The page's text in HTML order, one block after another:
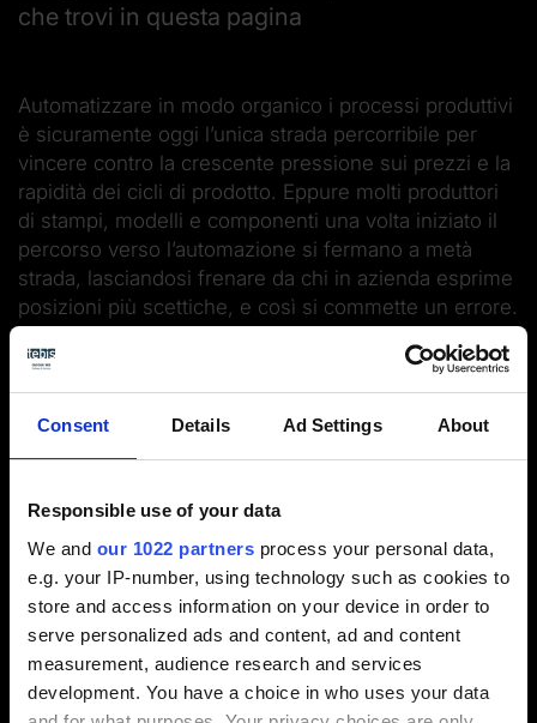
Consent Details Ad Settings About
Responsible use of your data
We and our 1022 partners process your personal data,
e.g. your IP-number, using technology such as cookies to
store and access information on your device in order to
serve personalized ads and content, ad and content
measurement, audience research and services
development. You have a choice in who uses your data
che trovi in questa pagina
Automatizzare in modo organico i processi produttivi
è sicuramente oggi l’unica strada percorribile per
vincere contro la crescente pressione sui prezzi e la
rapidità dei cicli di prodotto. Eppure molti produttori
di stampi, modelli e componenti una volta iniziato il
percorso verso l’automazione si fermano a metà
strada, lasciandosi frenare da chi in azienda esprime
posizioni più scettiche, e così si commette un errore.